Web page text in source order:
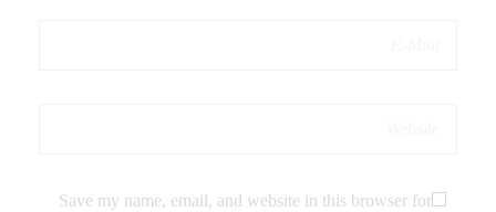
Save my name, email, and website in this browser for